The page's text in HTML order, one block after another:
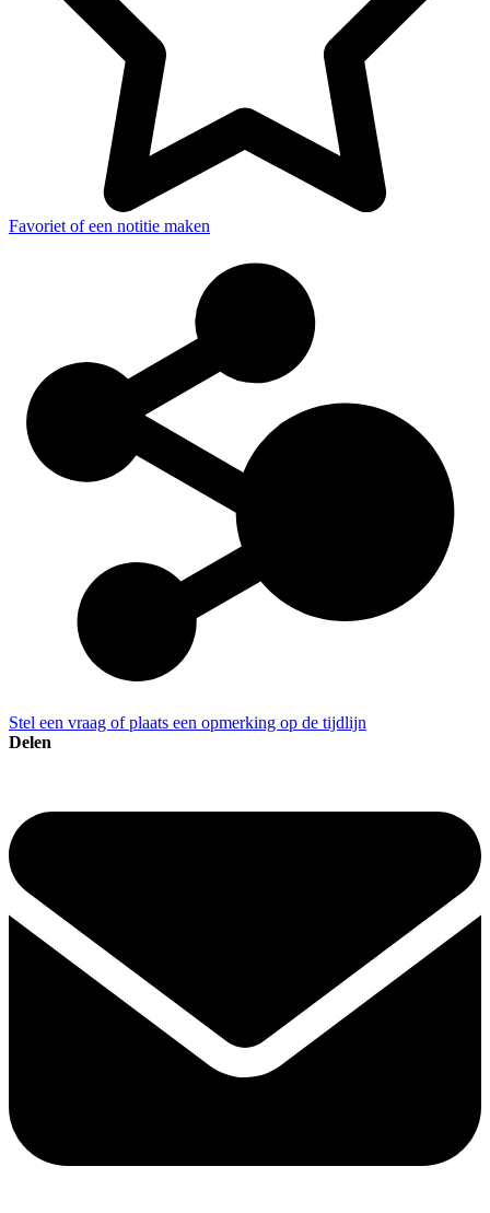
Favoriet of een notitie maken
Stel een vraag of plaats een opmerking op de tijdlijn
Delen